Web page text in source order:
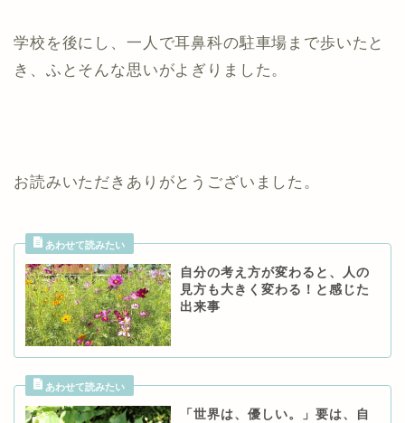
学校を後にし、一人で耳鼻科の駐車場まで歩いたと
き、ふとそんな思いがよぎりました。
お読みいただきありがとうございました。
自分の考え方が変わると、人の
見方も大きく変わる！と感じた
出来事
「世界は、優しい。」要は、自